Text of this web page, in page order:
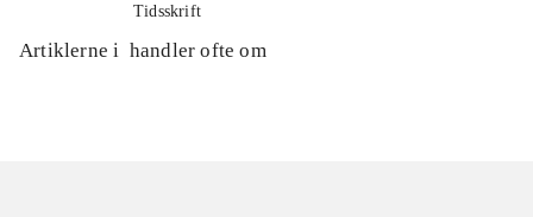
Tidsskrift
Artiklerne i handler ofte om